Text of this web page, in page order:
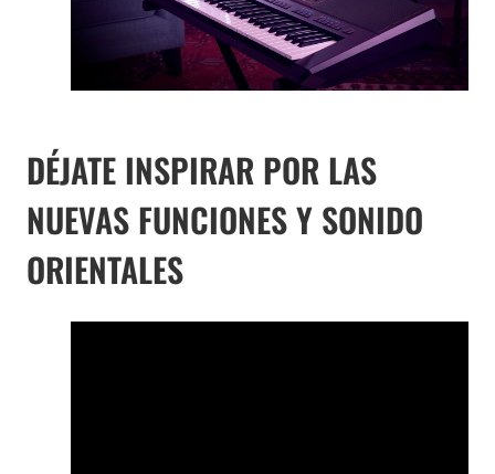
DÉJATE INSPIRAR POR LAS
NUEVAS FUNCIONES Y SONIDO
ORIENTALES